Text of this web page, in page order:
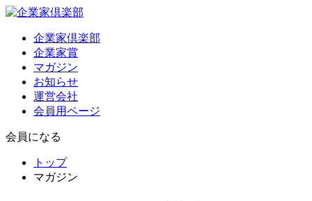
企業家倶楽部
企業家賞
マガジン
お知らせ
運営会社
会員用ページ
会員になる
トップ
マガジン